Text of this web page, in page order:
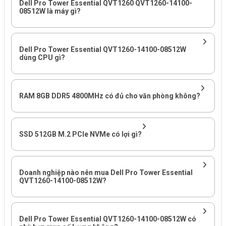
năm.
- Thiết kế Pro Tower dễ nâng cấp: Thùng máy lớn giúp tản nhiệt
tối ưu, đảm bảo máy hoạt động ổn định 24/7. Đồng thời, doanh
nghiệp dễ dàng nâng cấp thêm RAM, gắn thêm ổ cứng HDD/SSD
2.5" hoặc gắn thêm card đồ họa rời khi nhu cầu công việc mở
rộng, giúp tối ưu chi phí tái đầu tư.
Dell Pro Tower Essential QVT1260 QVT1260-14100-
08512W là máy gì?
Dell Pro Tower Essential QVT1260-14100-08512W
dùng CPU gì?
RAM 8GB DDR5 4800MHz có đủ cho văn phòng không?
SSD 512GB M.2 PCIe NVMe có lợi gì?
Doanh nghiệp nào nên mua Dell Pro Tower Essential
QVT1260-14100-08512W?
Dell Pro Tower Essential QVT1260-14100-08512W có